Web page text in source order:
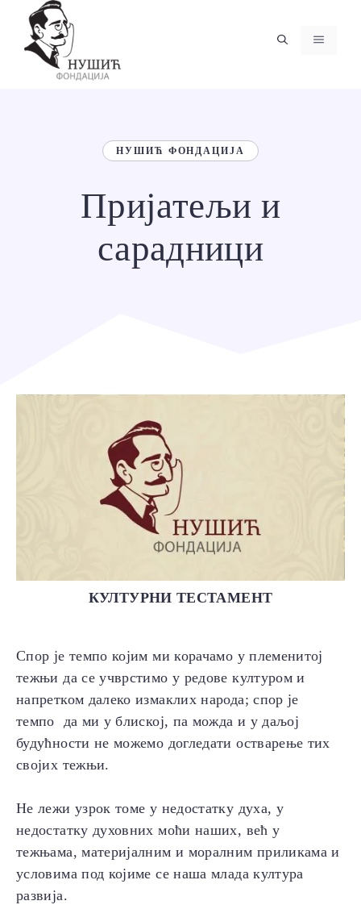
content
MENU
НУШИЋ ФОНДАЦИЈА
Пријатељи и
сарадници
КУЛТУРНИ ТЕСТАМЕНТ
Спор је темпо којим ми корачамо у племенитој
тежњи да се учврстимо у редове културом и
напретком далеко измаклих народа; спор је
темпо да ми у блиској, па можда и у даљој
будућности не можемо догледати остварење тих
својих тежњи.
Не лежи узрок томе у недостатку духа, у
недостатку духовних моћи наших, већ у
тежњама, материјалним и моралним приликама и
условима под којиме се наша млада култура
развија.